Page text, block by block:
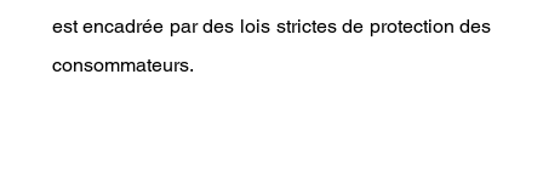
est encadrée par des lois strictes de protection des
consommateurs.